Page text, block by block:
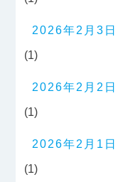
2026年2月3日
(1)
2026年2月2日
(1)
2026年2月1日
(1)